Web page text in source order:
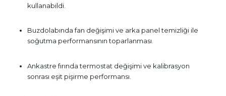
kullanabildi.
Buzdolabında fan değişimi ve arka panel temizliği ile
soğutma performansının toparlanması.
Ankastre fırında termostat değişimi ve kalibrasyon
sonrası eşit pişirme performansı.